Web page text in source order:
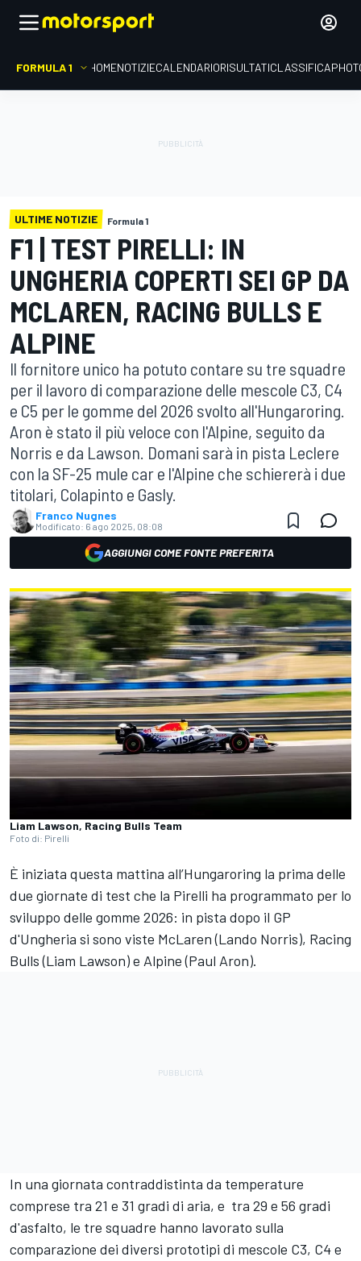
FORMULA 1 HOMENOTIZIECALENDARIORISULTATICLASSIFICA
ULTIME NOTIZIE Formula 1
F1 | TEST PIRELLI: IN
UNGHERIA COPERTI SEI GP DA
MCLAREN, RACING BULLS E
ALPINE
Il fornitore unico ha potuto contare su tre squadre
per il lavoro di comparazione delle mescole C3, C4
e C5 per le gomme del 2026 svolto all'Hungaroring.
Aron è stato il più veloce con l'Alpine, seguito da
Norris e da Lawson. Domani sarà in pista Leclere
con la SF-25 mule car e l'Alpine che schiererà i due
titolari, Colapinto e Gasly.
Franco Nugnes
Modificato: 6 ago 2025, 08:08
AGGIUNGI COME FONTE PREFERITA
Liam Lawson, Racing Bulls Team
Foto di: Pirelli
È iniziata questa mattina all’Hungaroring la prima delle
due giornate di test che la Pirelli ha programmato per lo
sviluppo delle gomme 2026: in pista dopo il GP
d'Ungheria si sono viste McLaren (Lando Norris), Racing
Bulls (Liam Lawson) e Alpine (Paul Aron).
In una giornata contraddistinta da temperature
comprese tra 21 e 31 gradi di aria, e tra 29 e 56 gradi
d'asfalto, le tre squadre hanno lavorato sulla
comparazione dei diversi prototipi di mescole C3, C4 e